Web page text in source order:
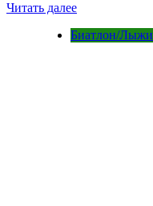
Читать далее
Биатлон/Лыжи